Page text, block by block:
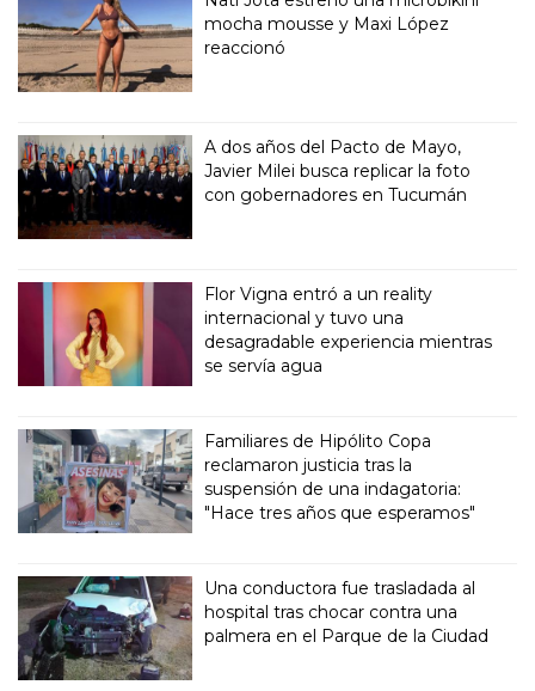
mocha mousse y Maxi López
reaccionó
A dos años del Pacto de Mayo,
Javier Milei busca replicar la foto
con gobernadores en Tucumán
Flor Vigna entró a un reality
internacional y tuvo una
desagradable experiencia mientras
se servía agua
Familiares de Hipólito Copa
reclamaron justicia tras la
suspensión de una indagatoria:
"Hace tres años que esperamos"
Una conductora fue trasladada al
hospital tras chocar contra una
palmera en el Parque de la Ciudad